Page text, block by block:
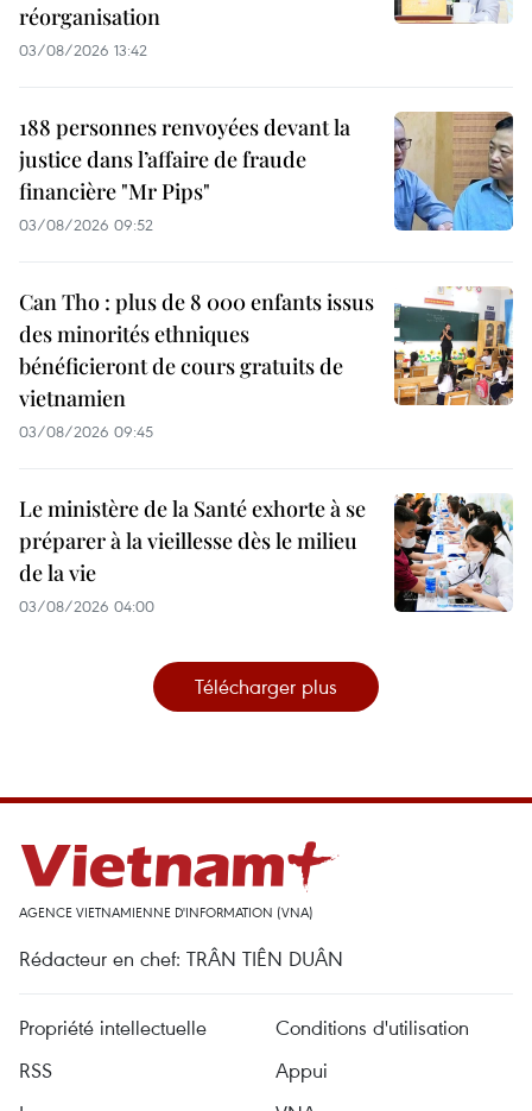
réorganisation
03/08/2026 13:42
188 personnes renvoyées devant la
justice dans l’affaire de fraude
financière "Mr Pips"
03/08/2026 09:52
Can Tho : plus de 8 000 enfants issus
des minorités ethniques
bénéficieront de cours gratuits de
vietnamien
03/08/2026 09:45
Le ministère de la Santé exhorte à se
préparer à la vieillesse dès le milieu
de la vie
03/08/2026 04:00
Télécharger plus
AGENCE VIETNAMIENNE D'INFORMATION (VNA)
Rédacteur en chef: TRÂN TIÊN DUÂN
Propriété intellectuelle
Conditions d'utilisation
RSS
Appui